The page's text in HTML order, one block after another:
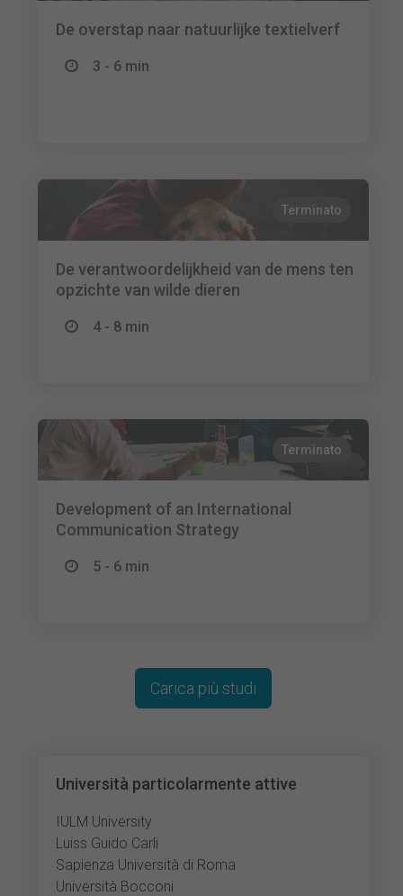
De overstap naar natuurlijke textielverf
3 - 6 min
Terminato
De verantwoordelijkheid van de mens ten
opzichte van wilde dieren
4 - 8 min
Terminato
Development of an International
Communication Strategy
5 - 6 min
Università particolarmente attive
IULM University
Luiss Guido Carli
Sapienza Università di Roma
Università Bocconi
Carica più studi